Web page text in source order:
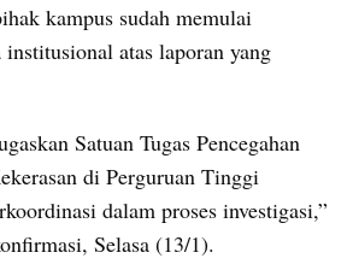
kampus sudah memulai
institusional atas laporan yang
Satuan Tugas Pencegahan
di Perguruan Tinggi
dalam proses investigasi,”
Selasa (13/1).